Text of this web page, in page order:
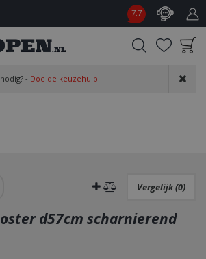
7.7
aan wensenlijst
- Doe de keuzehulp
Vergelijk (0)
d57cm scharnierend